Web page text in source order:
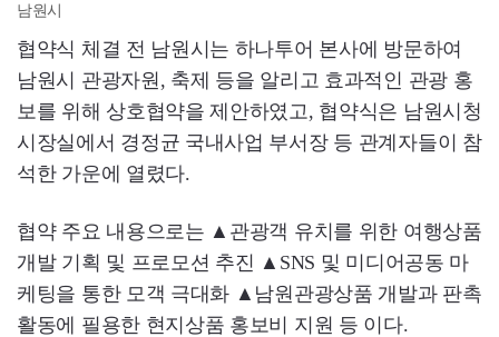
남원시
협약식 체결 전 남원시는 하나투어 본사에 방문하여
남원시 관광자원, 축제 등을 알리고 효과적인 관광 홍
보를 위해 상호협약을 제안하였고, 협약식은 남원시청
시장실에서 경정균 국내사업 부서장 등 관계자들이 참
석한 가운에 열렸다.
협약 주요 내용으로는 ▲관광객 유치를 위한 여행상품
개발 기획 및 프로모션 추진 ▲SNS 및 미디어공동 마
케팅을 통한 모객 극대화 ▲남원관광상품 개발과 판촉
활동에 필용한 현지상품 홍보비 지원 등 이다.